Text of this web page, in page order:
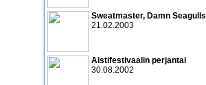
Sweatmaster, Damn Seagulls
21.02.2003
Aistifestivaalin perjantai
30.08.2002